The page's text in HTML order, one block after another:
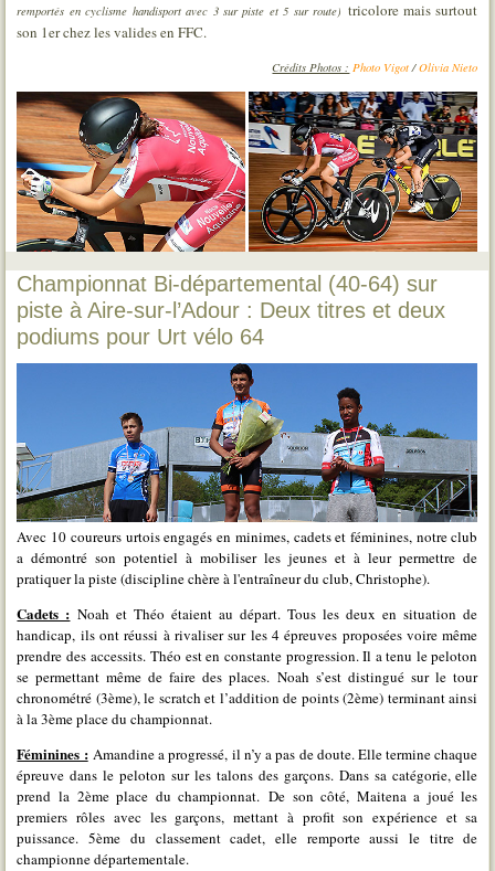
remportés en cyclisme handisport avec 3 sur piste et 5 sur route) tricolore mais surtout
son 1er chez les valides en FFC.
Crédits Photos : Photo Vigot/Olivia Nieto
Championnat Bi-départemental (40-64) sur
piste à Aire-sur-l’Adour : Deux titres et deux
podiums pour Urt vélo 64
Avec 10 coureurs urtois engagés en minimes, cadets et féminines, notre club
a démontré son potentiel à mobiliser les jeunes et à leur permettre de
pratiquer la piste (discipline chère à l'entraîneur du club, Christophe).
Cadets : Noah et Théo étaient au départ. Tous les deux en situation de
handicap, ils ont réussi à rivaliser sur les 4 épreuves proposées voire même
prendre des accessits. Théo est en constante progression. Il a tenu le peloton
se permettant même de faire des places. Noah s’est distingué sur le tour
chronométré (3ème), le scratch et l’addition de points (2ème) terminant ainsi
à la 3ème place du championnat.
Féminines :Amandine a progressé, il n’y a pas de doute. Elle termine chaque
épreuve dans le peloton sur les talons des garçons. Dans sa catégorie, elle
prend la 2ème place du championnat. De son côté, Maitena a joué les
premiers rôles avec les garçons, mettant à profit son expérience et sa
puissance. 5ème du classement cadet, elle remporte aussi le titre de
championne départementale.